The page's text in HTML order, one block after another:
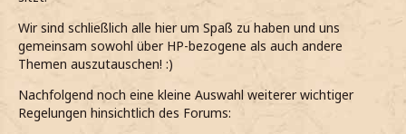
Wir sind schließlich alle hier um Spaß zu haben und uns
gemeinsam sowohl über HP-bezogene als auch andere
Themen auszutauschen! :)
Nachfolgend noch eine kleine Auswahl weiterer wichtiger
Regelungen hinsichtlich des Forums: